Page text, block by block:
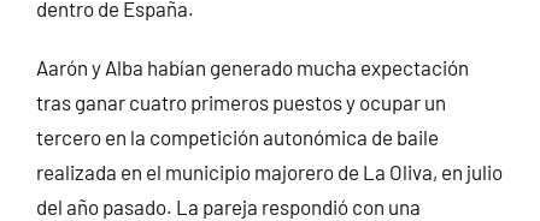
dentro de España.
Aarón y Alba habían generado mucha expectación
tras ganar cuatro primeros puestos y ocupar un
tercero en la competición autonómica de baile
realizada en el municipio majorero de La Oliva, en julio
del año pasado. La pareja respondió con una